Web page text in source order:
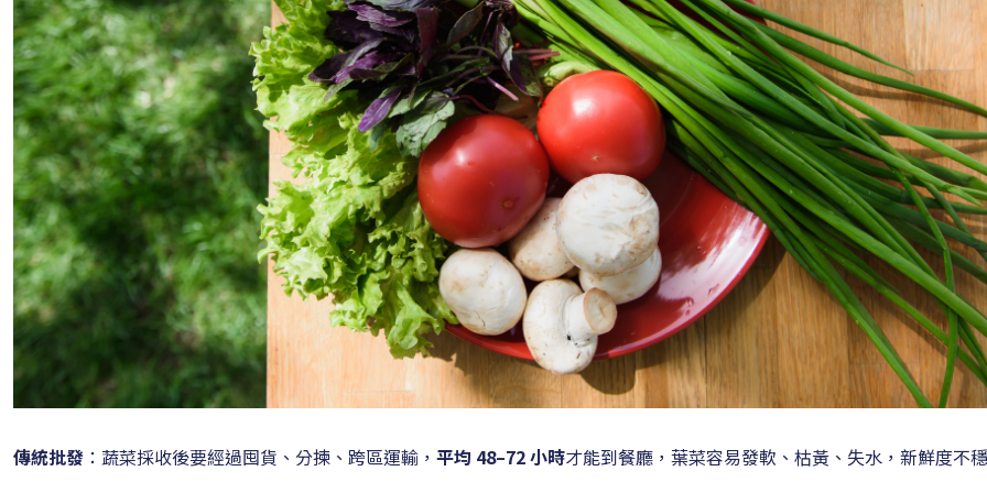
傳統批發 ：蔬菜採收後要經過囤貨、分揀、跨區運輸， 平均 48–72 小時才能到餐廳，葉菜容易發軟、枯黃、失水，新鮮度不